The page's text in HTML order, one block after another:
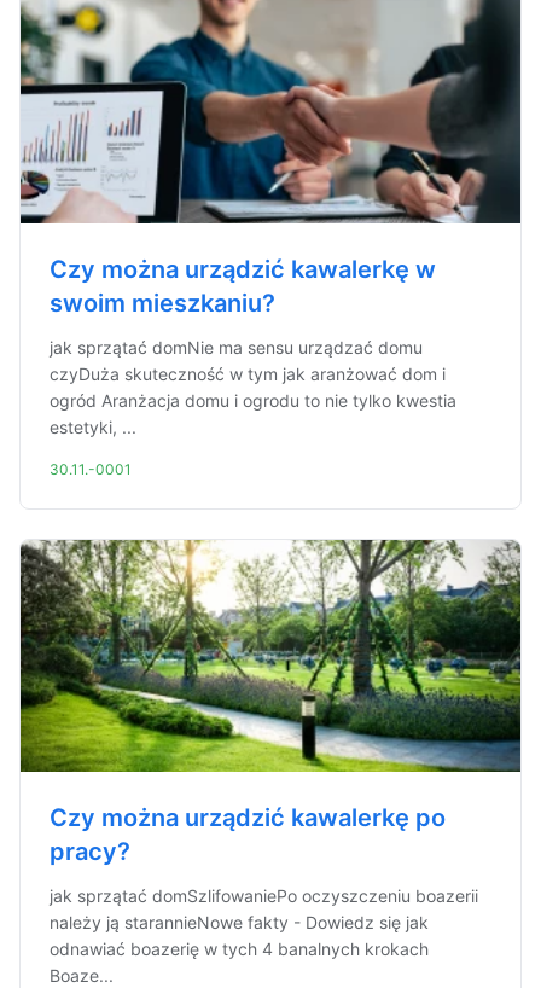
Czy można urządzić kawalerkę w
swoim mieszkaniu?
jak sprzątać domNie ma sensu urządzać domu
czyDuża skuteczność w tym jak aranżować dom i
ogród Aranżacja domu i ogrodu to nie tylko kwestia
estetyki, ...
30.11.-0001
Czy można urządzić kawalerkę po
pracy?
jak sprzątać domSzlifowaniePo oczyszczeniu boazerii
należy ją starannieNowe fakty - Dowiedz się jak
odnawiać boazerię w tych 4 banalnych krokach
Boaze...